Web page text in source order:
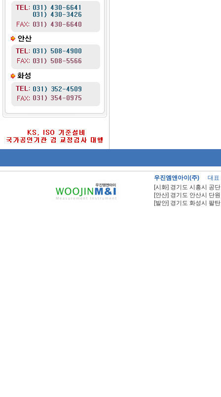
우진엠앤아이(주)
대표
[시화] 경기도 시흥시 공
[안산] 경기도 안산시 단
[발안] 경기도 화성시 팔